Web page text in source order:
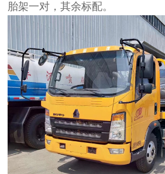
胎架一对，其余标配。